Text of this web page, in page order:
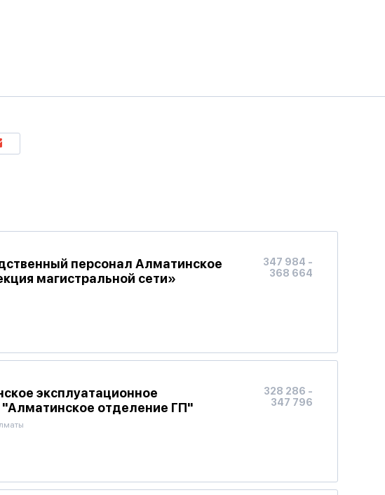
персонал Алматинское
магистральной сети»
347 984 -
368 664
эксплуатационное
отделение ГП"
328 286 -
347 796